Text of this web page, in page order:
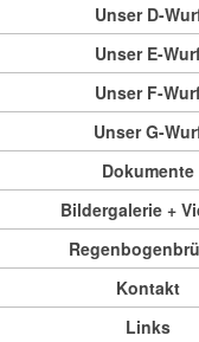
Unser D-
Unser E-
Unser F-
Unser G-
Dokumente
Bildergalerie +
Kontakt
Links